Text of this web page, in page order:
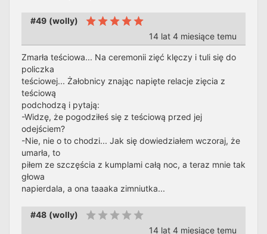
#49 (wolly)
14 lat 4 miesiące temu
Zmarła teściowa... Na ceremonii zięć klęczy i tuli się do
policzka
teściowej... Żałobnicy znając napięte relacje zięcia z
teściową
podchodzą i pytają:
-Widzę, że pogodziłeś się z teściową przed jej
odejściem?
-Nie, nie o to chodzi... Jak się dowiedziałem wczoraj, że
umarła, to
piłem ze szczęścia z kumplami całą noc, a teraz mnie tak
głowa
napierdala, a ona taaaka zimniutka...
#48 (wolly)
14 lat 4 miesiące temu